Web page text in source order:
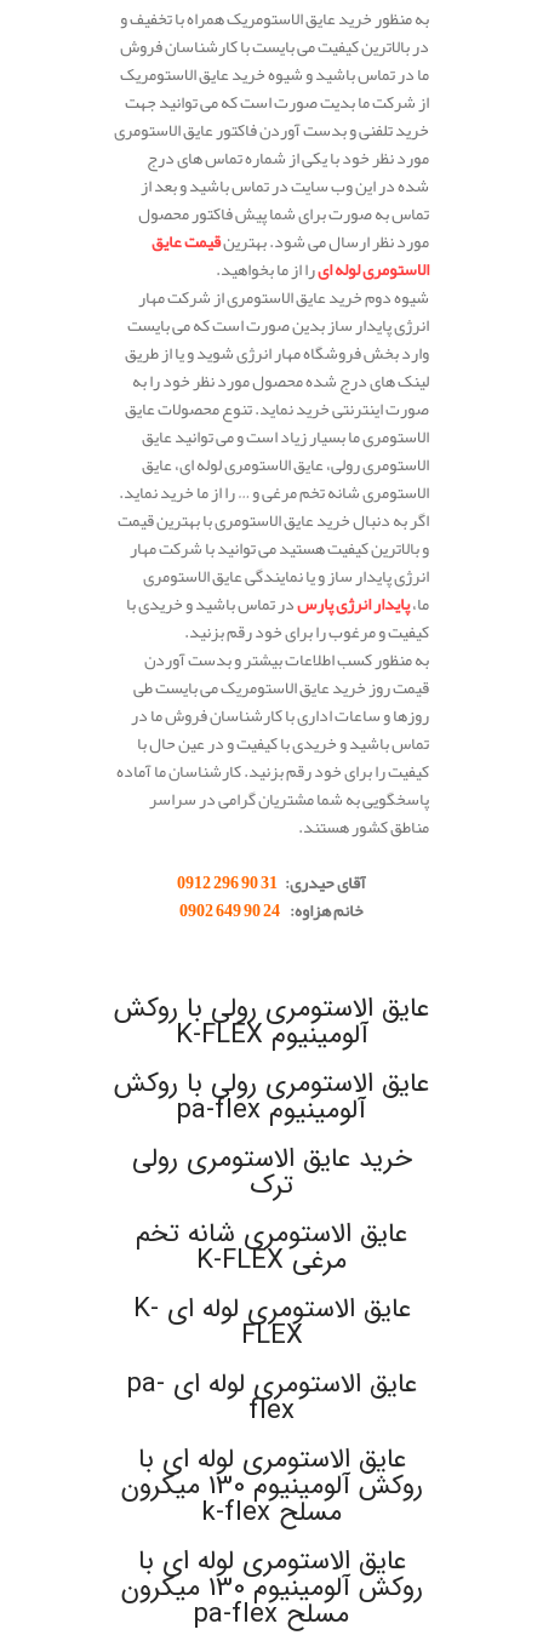
به منظور خرید عایق الاستومریک همراه با تخفیف و
در بالاترین کیفیت می بایست با کارشناسان فروش
ما در تماس باشید و شیوه خرید عایق الاستومریک
از شرکت ما بدیت صورت است که می توانید جهت
خرید تلفنی و بدست آوردن فاکتور عایق الاستومری
مورد نظر خود با یکی از شماره تماس های درج
شده در این وب سایت در تماس باشید و بعد از
تماس به صورت برای شما پیش فاکتور محصول
مورد نظر ارسال می شود. بهترینقیمت عایق
الاستومری لوله ایرا از ما بخواهید.
شیوه دوم خرید عایق الاستومری از شرکت مهار
انرژی پایدار ساز بدین صورت است که می بایست
وارد بخش فروشگاه مهار انرژی شوید و یا از طریق
لینک های درج شده محصول مورد نظر خود را به
صورت اینترنتی خرید نماید. تنوع محصولات عایق
الاستومری ما بسیار زیاد است و می توانید عایق
الاستومری رولی، عایق الاستومری لوله ای، عایق
الاستومری شانه تخم مرغی و … را از ما خرید نماید.
اگر به دنبال خرید عایق الاستومری با بهترین قیمت
و بالاترین کیفیت هستید می توانید با شرکت مهار
انرژی پایدار ساز و یا نمایندگی عایق الاستومری
ما،پایدار انرژی پارسدر تماس باشید و خریدی با
کیفیت و مرغوب را برای خود رقم بزنید.
به منظور کسب اطلاعات بیشتر و بدست آوردن
قیمت روز خرید عایق الاستومریک می بایست طی
روزها و ساعات اداری با کارشناسان فروش ما در
تماس باشید و خریدی با کیفیت و در عین حال با
کیفیت را برای خود رقم بزنید. کارشناسان ما آماده
پاسخگویی به شما مشتریان گرامی در سراسر
مناطق کشور هستند.
آقای حیدری: 31 90 296 0912
خانم هزاوه: 24 90 649 0902
عایق الاستومری رولی با روکش
آلومینیوم K-FLEX
عایق الاستومری رولی با روکش
آلومینیوم pa-flex
خرید عایق الاستومری رولی
ترک
عایق الاستومری شانه تخم
مرغی K-FLEX
عایق الاستومری لوله ای K-
FLEX
عایق الاستومری لوله ای pa-
flex
عایق الاستومری لوله ای با
روکش آلومینیوم 130 میکرون
مسلح k-flex
عایق الاستومری لوله ای با
روکش آلومینیوم 130 میکرون
مسلح pa-flex